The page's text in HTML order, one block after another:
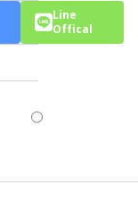
Line
Offical